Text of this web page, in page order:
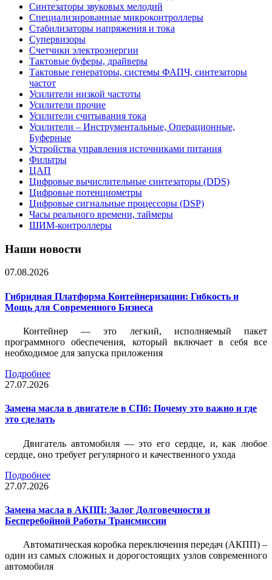
Синтезаторы звуковых мелодий
Специализированные микроконтроллеры
Стабилизаторы напряжения и тока
Супервизоры
Счетчики электроэнергии
Тактовые буферы, драйверы
Тактовые генераторы, системы ФАПЧ, синтезаторы
частот
Усилители низкой частоты
Усилители прочие
Усилители считывания тока
Усилители – Инструментальные, Операционные,
Буферные
Устройства управления источниками питания
Фильтры
ЦАП
Цифровые вычислительные синтезаторы (DDS)
Цифровые потенциометры
Цифровые сигнальные процессоры (DSP)
Часы реального времени, таймеры
ШИМ-контроллеры
Наши новости
07.08.2026
Гибридная Платформа Контейнеризации: Гибкость и
Мощь для Современного Бизнеса
Контейнер — это легкий, исполняемый пакет
программного обеспечения, который включает в себя все
необходимое для запуска приложения
Подробнее
27.07.2026
Замена масла в двигателе в СПб: Почему это важно и где
это сделать
Двигатель автомобиля — это его сердце, и, как любое
сердце, оно требует регулярного и качественного ухода
Подробнее
27.07.2026
Замена масла в АКПП: Залог Долговечности и
Бесперебойной Работы Трансмиссии
Автоматическая коробка переключения передач (АКПП) –
один из самых сложных и дорогостоящих узлов современного
автомобиля